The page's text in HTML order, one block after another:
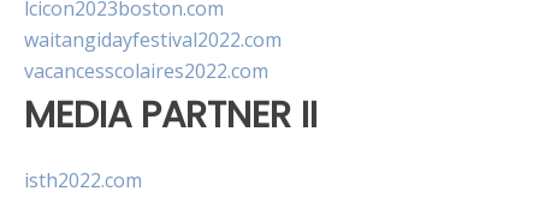
lcicon2023boston.com
waitangidayfestival2022.com
vacancesscolaires2022.com
MEDIA PARTNER II
isth2022.com